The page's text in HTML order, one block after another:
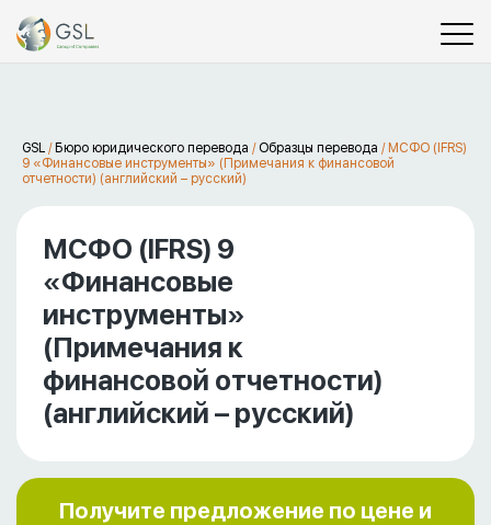
GSL / Бюро юридического перевода / Образцы перевода / МСФО (IFRS)
9 «Финансовые инструменты» (Примечания к финансовой
отчетности) (английский – русский)
МСФО (IFRS) 9
«Финансовые
инструменты»
(Примечания к
финансовой отчетности)
(английский – русский)
Получите предложение по цене и